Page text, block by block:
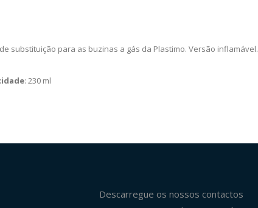
substituição para as buzinas a gás da Plastimo. Versão inflamável.
: 230 ml
Descarregue os nossos contactos